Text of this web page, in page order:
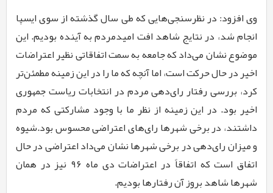
وی افزود: در نظرسنجی‌هایی که طی سال گذشته از سوی ایسپا
انجام شد، در نتایج شاهد افت امیدمردم به آینده بودیم. این
موضوع نشان می‌دادکه جامعه به سمت اتفاقاتی نظیر اعتراضات
اخیر در حال حرکت است، اما آنچه که ما را در این زمینه مطمئن‌تر
کرد، بررسی رفتار رای‌دهی مردم در انتخابات ریاست جمهوری
اخیر بود. در این زمینه از نظر ما با وجود مشارکتی که مردم
داشتند، در برخی شهرها رای‌های اعتراضی محسوس بود.شیوه
و میزان رای‌دهی در برخی شهرها نشان می‌داد اعتراضی در حال
اتفاق است که اتفاقاً در اعتراضات دی ماه ۹۶ نیز در همان
شهرها شاهد بروز آن رفتارها بودیم.